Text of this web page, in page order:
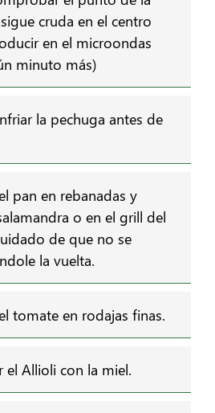
cruda en el centro
en el microondas
minuto más)
la pechuga antes de
pan en rebanadas y
o en el grill del
de que no se
la vuelta.
tomate en rodajas finas.
el Allioli con la miel.